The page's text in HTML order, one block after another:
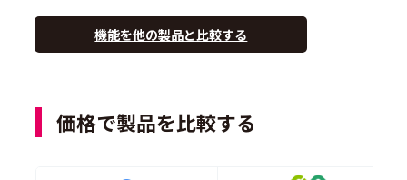
機能を他の製品と比較する
価格で製品を比較する